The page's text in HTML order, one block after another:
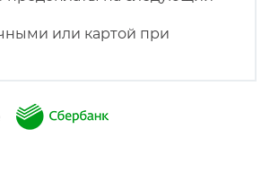
или картой при